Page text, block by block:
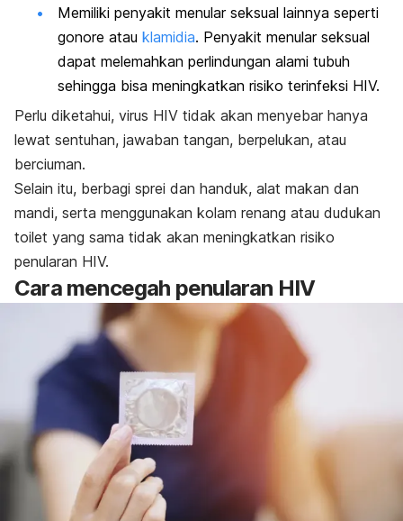
Memiliki penyakit menular seksual lainnya seperti
gonore atau klamidia. Penyakit menular seksual
dapat melemahkan perlindungan alami tubuh
sehingga bisa meningkatkan risiko terinfeksi HIV.
Perlu diketahui, virus HIV tidak akan menyebar hanya
lewat sentuhan, jawaban tangan, berpelukan, atau
berciuman.
Selain itu, berbagi sprei dan handuk, alat makan dan
mandi, serta menggunakan kolam renang atau dudukan
toilet yang sama tidak akan meningkatkan risiko
penularan HIV.
Cara mencegah penularan HIV